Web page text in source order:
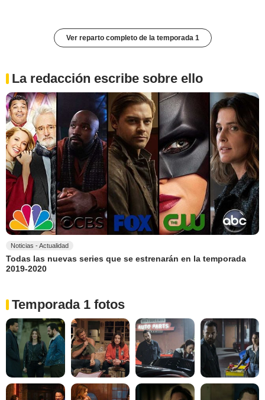
Ver reparto completo de la temporada 1
La redacción escribe sobre ello
Noticias - Actualidad
Todas las nuevas series que se estrenarán en la temporada
2019-2020
Temporada 1 fotos